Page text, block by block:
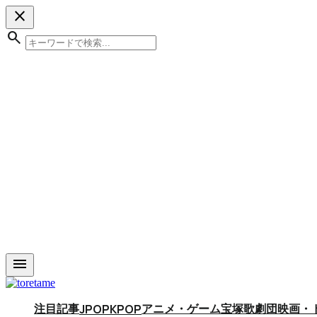
close
search
menu
注目記事JPOPKPOPアニメ・ゲーム宝塚歌劇団映画・